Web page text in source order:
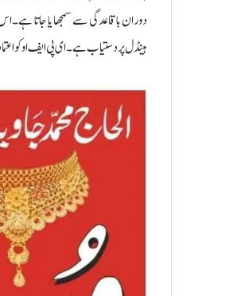
ہینڈل پر دستیاب ہے۔ای پی ایف او کو